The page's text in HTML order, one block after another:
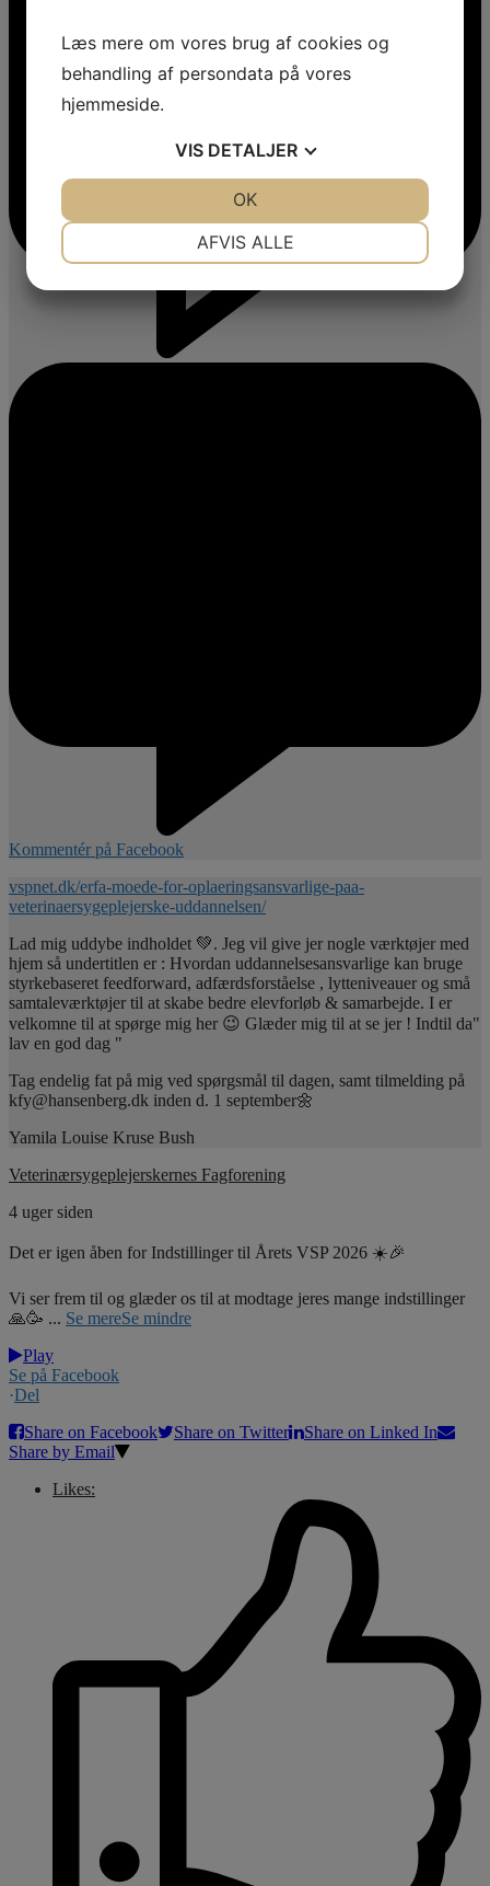
Kommentér på Facebook
vspnet.dk/erfa-moede-for-oplaeringsansvarlige-paa-
veterinaersygeplejerske-uddannelsen/
Lad mig uddybe indholdet 💚. Jeg vil give jer nogle værktøjer med
hjem så undertitlen er : Hvordan uddannelsesansvarlige kan bruge
styrkebaseret feedforward, adfærdsforståelse , lytteniveauer og små
samtaleværktøjer til at skabe bedre elevforløb & samarbejde. I er
velkomne til at spørge mig her 😉 Glæder mig til at se jer ! Indtil da"
lav en god dag "
Tag endelig fat på mig ved spørgsmål til dagen, samt tilmelding på
kfy@hansenberg.dk inden d. 1 september🌼
Yamila Louise Kruse Bush
Veterinærsygeplejerskernes Fagforening
4 uger siden
Det er igen åben for Indstillinger til Årets VSP 2026 ☀️🎉
Vi ser frem til og glæder os til at modtage jeres mange indstillinger
🙏🥳 ... Se mereSe mindre
Play
Se på Facebook
·Del
Share on Facebook
Share on Twitter
Share on Linked In
Share by Email
Likes:
Læs mere om vores brug af cookies og
behandling af persondata på vores
hjemmeside.
VIS DETALJER
MARKETING
AFVIS ALLE
OK